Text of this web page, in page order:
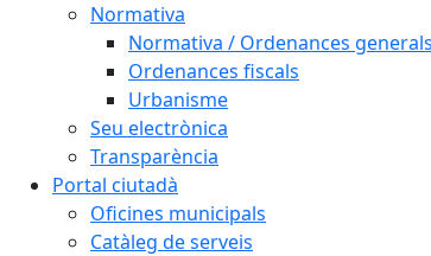
Normativa
Normativa / Ordenances generals
Ordenances fiscals
Urbanisme
Seu electrònica
Transparència
Portal ciutadà
Oficines municipals
Catàleg de serveis